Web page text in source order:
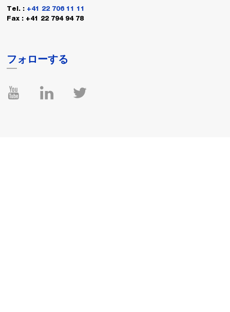
Tel. : +41 22 706 11 11
Fax : +41 22 794 94 78
フォローする